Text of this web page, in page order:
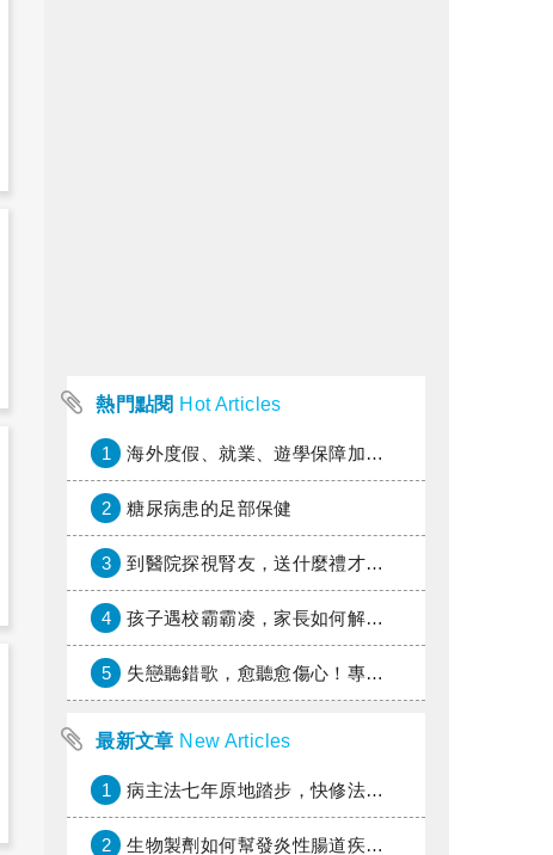
熱門點閱 Hot Articles
1 海外度假、就業、遊學保障加倍，富邦產險「一期逐夢」專案加碼遠距醫療與緊急救援
2 糖尿病患的足部保健
3 到醫院探視腎友，送什麼禮才好？
4 孩子遇校霸霸凌，家長如何解圍？
5 失戀聽錯歌，愈聽愈傷心！專家教你挑對療傷情歌
最新文章 New Articles
1 病主法七年原地踏步，快修法讓病人自主決定善終
2 生物製劑如何幫發炎性腸道疾病患者抗潰瘍？治療進展與健保給付困境一次看